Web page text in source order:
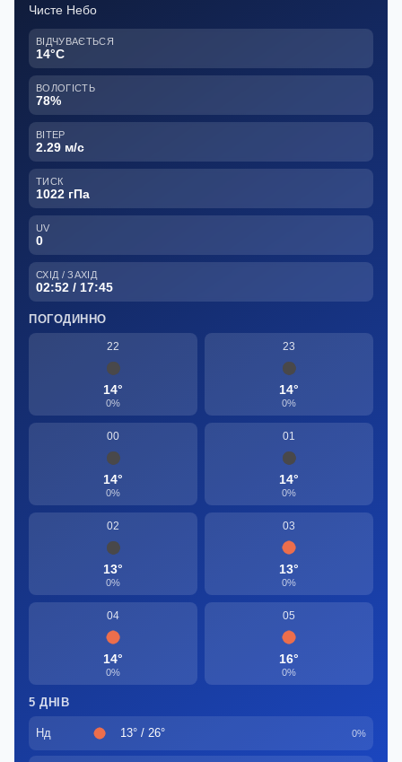
Чисте Небо
ВІДЧУВАЄТЬСЯ
14°C
ВОЛОГІСТЬ
78%
ВІТЕР
2.29 м/с
ТИСК
1022 гПа
UV
0
СХІД / ЗАХІД
02:52 / 17:45
ПОГОДИННО
22
14°
0%
23
14°
0%
00
14°
0%
01
14°
0%
02
13°
0%
03
13°
0%
04
14°
0%
05
16°
0%
5 ДНІВ
Нд 13° / 26° 0%